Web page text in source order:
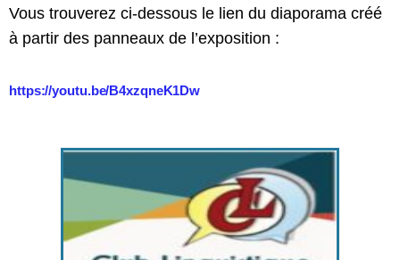
Vous trouverez ci-dessous le lien du diaporama créé
à partir des panneaux de l’exposition :
https://youtu.be/B4xzqneK1Dw